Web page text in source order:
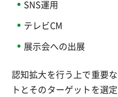
SNS運用
テレビCM
展示会への出展
認知拡大を行う上で重要
トとそのターゲットを選